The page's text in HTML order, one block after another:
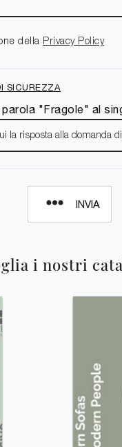
i nostri
della Privacy Policy
SICUREZZA
"Fragole" al
INVIA